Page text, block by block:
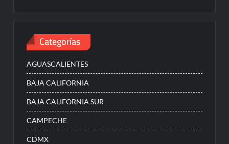
Categorías
AGUASCALIENTES
BAJA CALIFORNIA
BAJA CALIFORNIA SUR
CAMPECHE
CDMX